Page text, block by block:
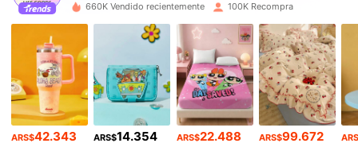
4,82 291K Seguidores
291K Seguidores
4,82 291K Seguidores
4,82 291K Seguidores
660K Vendido recientemente 100K Recompra
ARS$42.343 ARS$14.354 ARS$22.488 ARS$99.672